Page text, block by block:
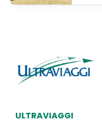
ULTRAVIAGGI